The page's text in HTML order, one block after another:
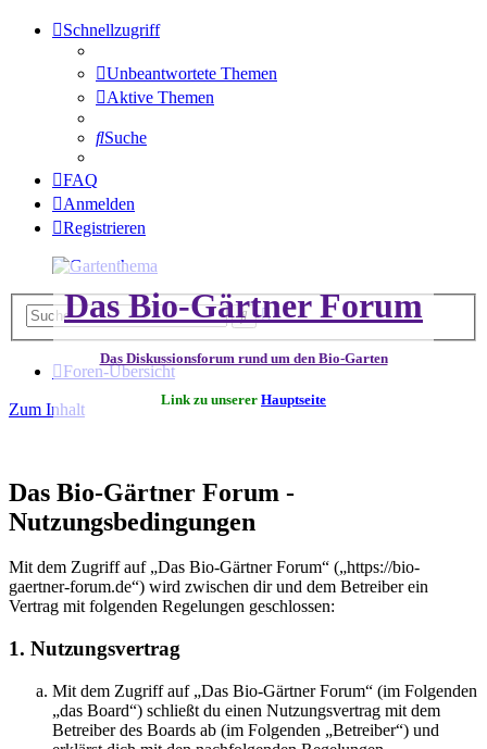
Schnellzugriff
Unbeantwortete Themen
Aktive Themen
Suche
FAQ
Anmelden
Registrieren
Das Bio-Gärtner Forum
Das Diskussionsforum rund um den Bio-Garten
Link zu unserer Hauptseite
SucheErweiterte
Foren-Übersicht
Zum Inhalt
Das Bio-Gärtner Forum -
Nutzungsbedingungen
Mit dem Zugriff auf „Das Bio-Gärtner Forum“ („https://bio-
gaertner-forum.de“) wird zwischen dir und dem Betreiber ein
Vertrag mit folgenden Regelungen geschlossen:
1. Nutzungsvertrag
Mit dem Zugriff auf „Das Bio-Gärtner Forum“ (im Folgenden
„das Board“) schließt du einen Nutzungsvertrag mit dem
Betreiber des Boards ab (im Folgenden „Betreiber“) und